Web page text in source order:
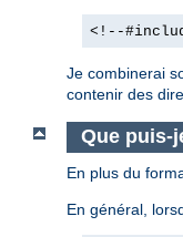
<!--
Je combinerai
contenir des
Que puis-
En plus du
En général,